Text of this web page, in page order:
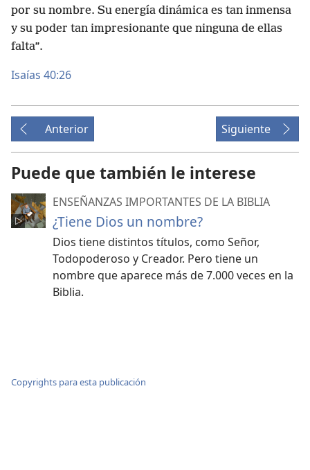
por su nombre. Su energía dinámica es tan inmensa
y su poder tan impresionante que ninguna de ellas
falta”.
Isaías 40:26
Anterior Siguiente
Puede que también le interese
ENSEÑANZAS IMPORTANTES DE LA BIBLIA
¿Tiene Dios un nombre?
Dios tiene distintos títulos, como Señor,
Todopoderoso y Creador. Pero tiene un
nombre que aparece más de 7.000 veces en la
Biblia.
Copyrights para esta publicación